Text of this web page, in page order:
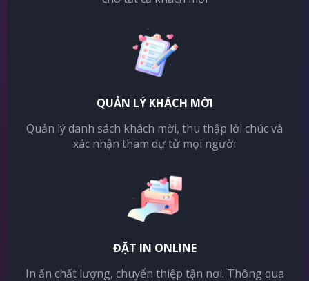
QUẢN LÝ KHÁCH MỜI
Quản lý danh sách khách mời, thu thập lời chúc và
xác nhận tham dự từ mọi người
ĐẶT IN ONLINE
In ấn chất lượng, chuyển thiệp tận nơi. Thông qua